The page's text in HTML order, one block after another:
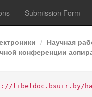
Submission Form
Научная
конференции
libeldoc.bsuir.by/